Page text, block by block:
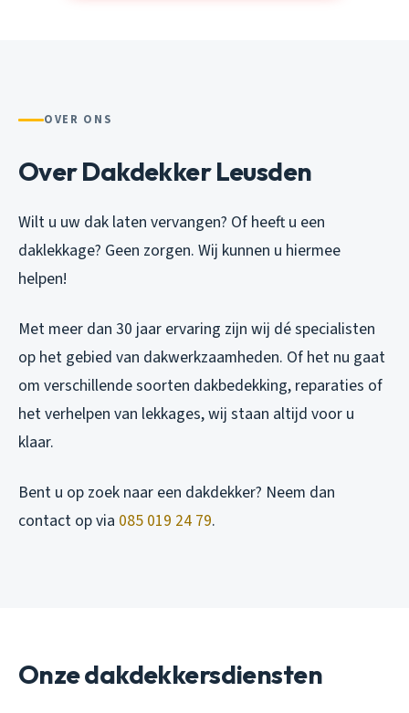
OVER ONS
Over Dakdekker Leusden
Wilt u uw dak laten vervangen? Of heeft u een
daklekkage? Geen zorgen. Wij kunnen u hiermee
helpen!
Met meer dan 30 jaar ervaring zijn wij dé specialisten
op het gebied van dakwerkzaamheden. Of het nu gaat
om verschillende soorten dakbedekking, reparaties of
het verhelpen van lekkages, wij staan altijd voor u
klaar.
Bent u op zoek naar een dakdekker? Neem dan
contact op via 085 019 24 79.
Onze dakdekkersdiensten